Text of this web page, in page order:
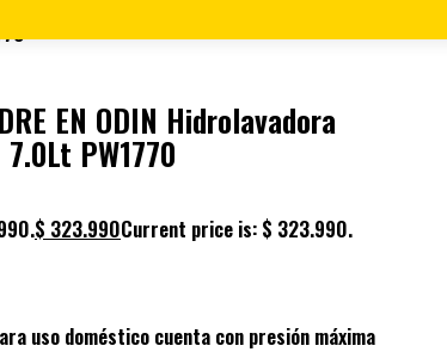
EN ODIN Hidrolavadora
PW1770
$ 323.990Current price is: $ 323.990.
uso doméstico cuenta con presión máxima